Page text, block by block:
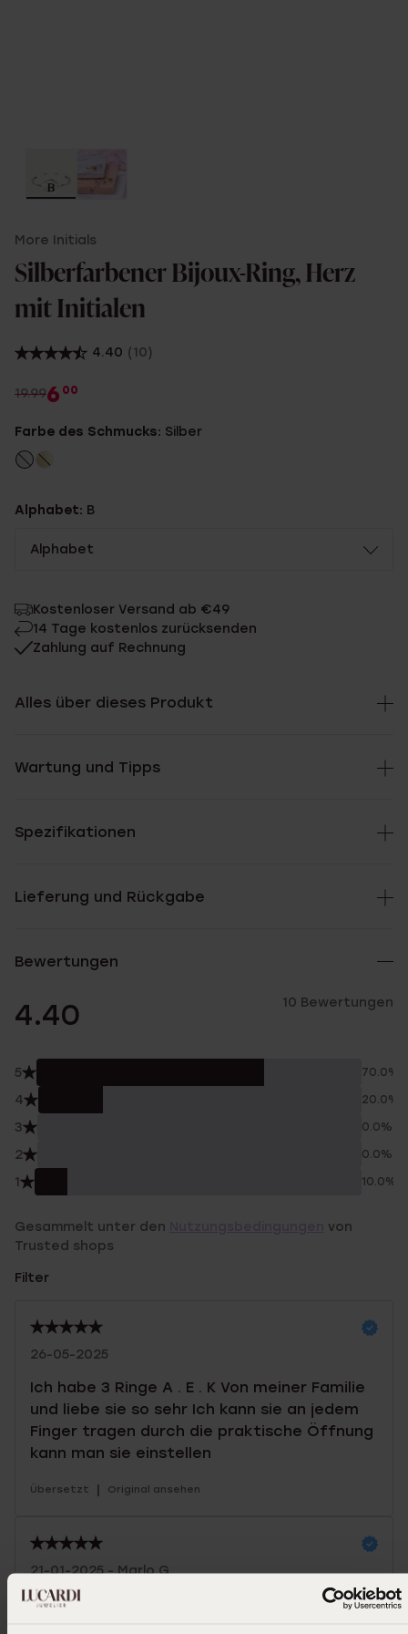
More Initials
Silberfarbener Bijoux-Ring, Herz
mit Initialen
4.40 (10)
19.996 00
Farbe des Schmucks: Silber
Alphabet: B
Alphabet
Kostenloser Versand ab €49
14 Tage kostenlos zurücksenden
Zahlung auf Rechnung
Alles über dieses Produkt
Wartung und Tipps
Spezifikationen
Lieferung und Rückgabe
Bewertungen
4.40 10 Bewertungen
5 70.0%
4 20.0%
3 0.0%
2 0.0%
1 10.0%
Gesammelt unter den
von
Trusted shops
Filter
26-05-2025
Ich habe 3 Ringe A . E . K Von meiner Familie
und liebe sie so sehr Ich kann sie an jedem
Finger tragen durch die praktische Öffnung
kann man sie einstellen
Übersetzt | Original ansehen
21-01-2025 - Marlo G.
Es ist ein doppeltes Silberarmband, und